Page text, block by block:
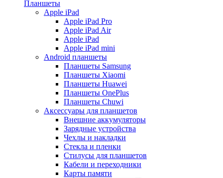
Планшеты
Apple iPad
Apple iPad Pro
Apple iPad Air
Apple iPad
Apple iPad mini
Android планшеты
Планшеты Samsung
Планшеты Xiaomi
Планшеты Huawei
Планшеты OnePlus
Планшеты Chuwi
Аксессуары для планшетов
Внешние аккумуляторы
Зарядные устройства
Чехлы и накладки
Стекла и пленки
Стилусы для планшетов
Кабели и переходники
Карты памяти